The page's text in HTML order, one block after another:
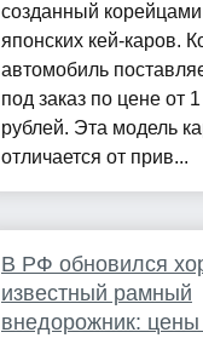
созданный
японских кей-каров.
автомобиль
под заказ по цене от
рублей. Эта модель
отличается от прив...
В РФ обновился
известный рамный
внедорожник: цены